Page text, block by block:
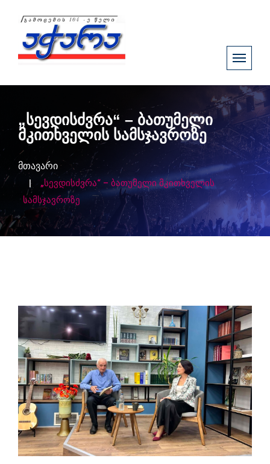
„სევდისძვრა“ – ბათუმელი
მკითხველის სამსჯავროზე
მთავარი
„სევდისძვრა“ – ბათუმელი მკითხველის
სამსჯავროზე